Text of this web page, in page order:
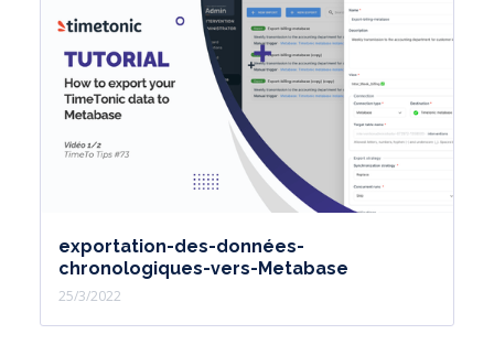
exportation-des-données-
chronologiques-vers-Metabase
25/3/2022